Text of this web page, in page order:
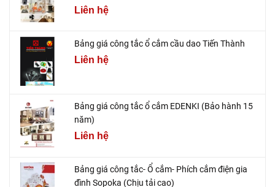
Liên hệ
Bảng giá công tắc ổ cắm cầu dao Tiến Thành
Liên hệ
Bảng giá công tắc ổ cắm EDENKI (Bảo hành 15
năm)
Liên hệ
Bảng giá công tắc- Ổ cắm- Phích cắm điện gia
đình Sopoka (Chịu tải cao)